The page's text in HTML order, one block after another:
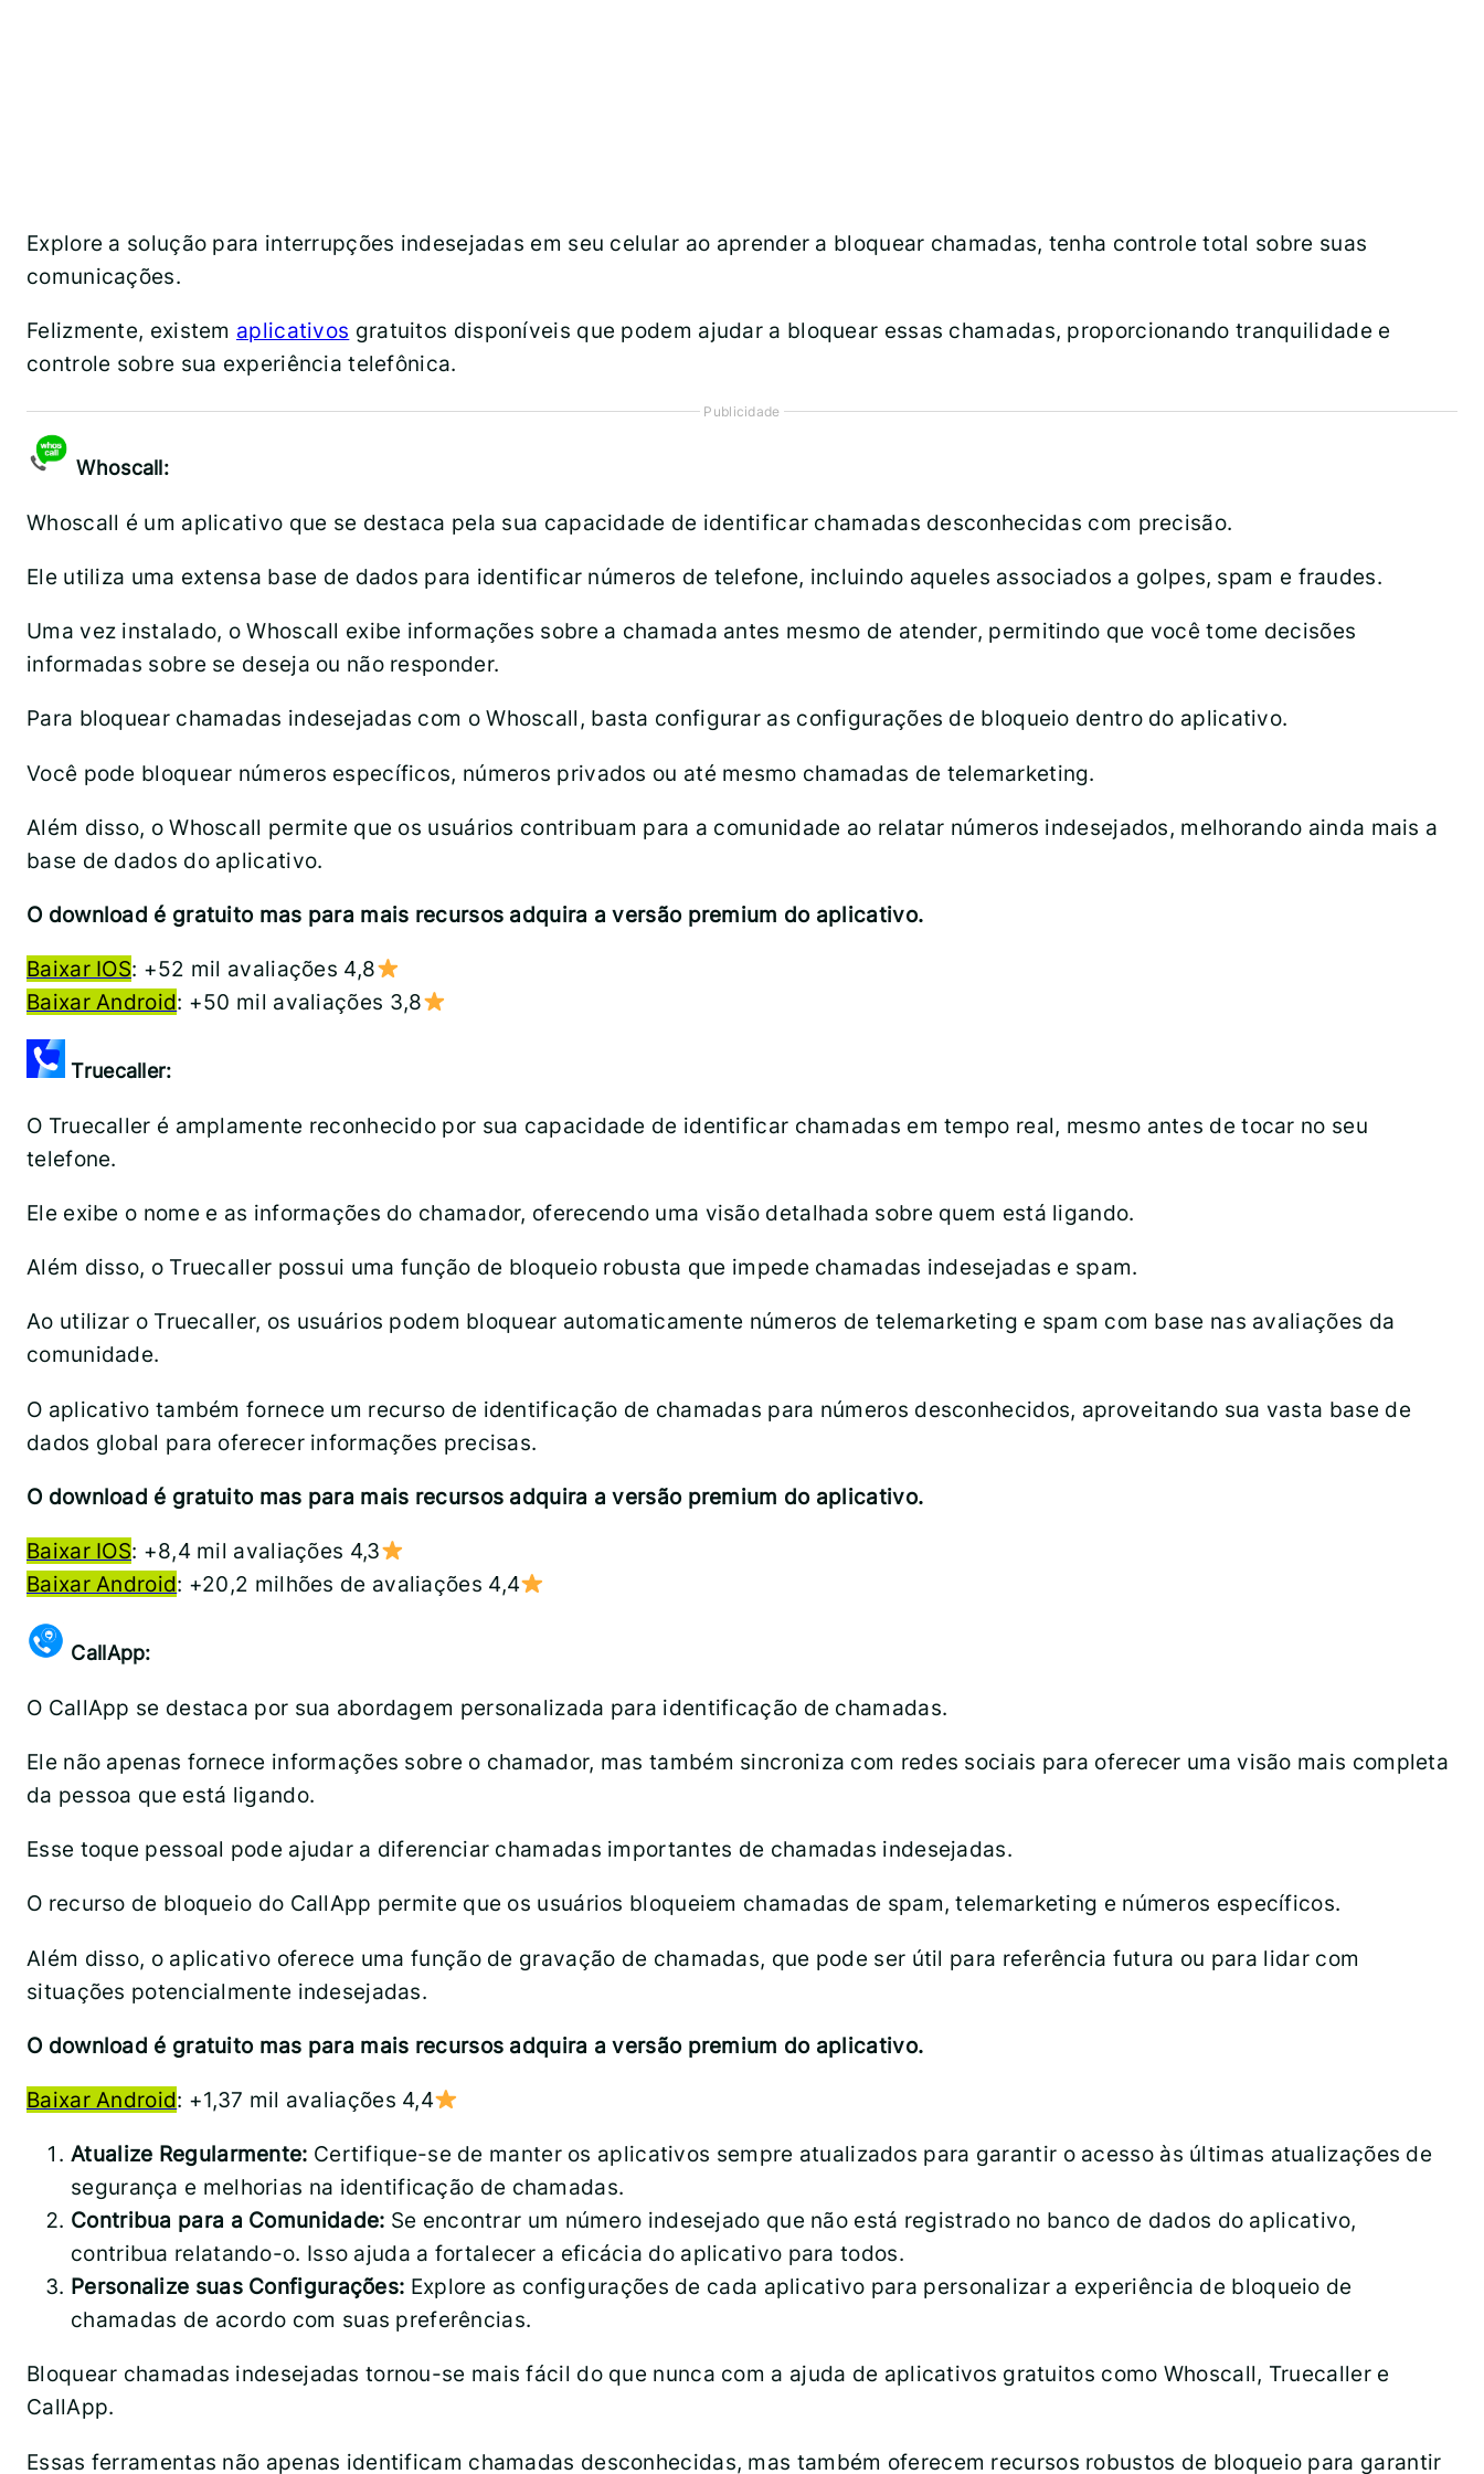
Explore a solução para interrupções indesejadas em seu celular ao aprender a bloquear chamadas, tenha controle total sobre suas
comunicações.
Felizmente, existem aplicativos gratuitos disponíveis que podem ajudar a bloquear essas chamadas, proporcionando tranquilidade e
controle sobre sua experiência telefônica.
Publicidade
Whoscall:
Whoscall é um aplicativo que se destaca pela sua capacidade de identificar chamadas desconhecidas com precisão.
Ele utiliza uma extensa base de dados para identificar números de telefone, incluindo aqueles associados a golpes, spam e fraudes.
Uma vez instalado, o Whoscall exibe informações sobre a chamada antes mesmo de atender, permitindo que você tome decisões
informadas sobre se deseja ou não responder.
Para bloquear chamadas indesejadas com o Whoscall, basta configurar as configurações de bloqueio dentro do aplicativo.
Você pode bloquear números específicos, números privados ou até mesmo chamadas de telemarketing.
Além disso, o Whoscall permite que os usuários contribuam para a comunidade ao relatar números indesejados, melhorando ainda mais a
base de dados do aplicativo.
O download é gratuito mas para mais recursos adquira a versão premium do aplicativo.
Baixar IOS: +52 mil avaliações 4,8
Baixar Android: +50 mil avaliações 3,8
Truecaller:
O Truecaller é amplamente reconhecido por sua capacidade de identificar chamadas em tempo real, mesmo antes de tocar no seu
telefone.
Ele exibe o nome e as informações do chamador, oferecendo uma visão detalhada sobre quem está ligando.
Além disso, o Truecaller possui uma função de bloqueio robusta que impede chamadas indesejadas e spam.
Ao utilizar o Truecaller, os usuários podem bloquear automaticamente números de telemarketing e spam com base nas avaliações da
comunidade.
O aplicativo também fornece um recurso de identificação de chamadas para números desconhecidos, aproveitando sua vasta base de
dados global para oferecer informações precisas.
O download é gratuito mas para mais recursos adquira a versão premium do aplicativo.
Baixar IOS: +8,4 mil avaliações 4,3
Baixar Android: +20,2 milhões de avaliações 4,4
CallApp:
O CallApp se destaca por sua abordagem personalizada para identificação de chamadas.
Ele não apenas fornece informações sobre o chamador, mas também sincroniza com redes sociais para oferecer uma visão mais completa
da pessoa que está ligando.
Esse toque pessoal pode ajudar a diferenciar chamadas importantes de chamadas indesejadas.
O recurso de bloqueio do CallApp permite que os usuários bloqueiem chamadas de spam, telemarketing e números específicos.
Além disso, o aplicativo oferece uma função de gravação de chamadas, que pode ser útil para referência futura ou para lidar com
situações potencialmente indesejadas.
O download é gratuito mas para mais recursos adquira a versão premium do aplicativo.
Baixar Android: +1,37 mil avaliações 4,4
Atualize Regularmente: Certifique-se de manter os aplicativos sempre atualizados para garantir o acesso às últimas atualizações de
segurança e melhorias na identificação de chamadas.
Contribua para a Comunidade: Se encontrar um número indesejado que não está registrado no banco de dados do aplicativo,
contribua relatando-o. Isso ajuda a fortalecer a eficácia do aplicativo para todos.
Personalize suas Configurações: Explore as configurações de cada aplicativo para personalizar a experiência de bloqueio de
chamadas de acordo com suas preferências.
Bloquear chamadas indesejadas tornou-se mais fácil do que nunca com a ajuda de aplicativos gratuitos como Whoscall, Truecaller e
CallApp.
Essas ferramentas não apenas identificam chamadas desconhecidas, mas também oferecem recursos robustos de bloqueio para garantir